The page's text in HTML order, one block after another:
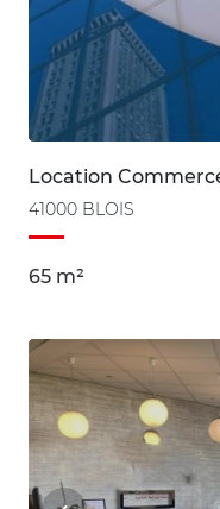
Location
41000 BLOIS
65 m²